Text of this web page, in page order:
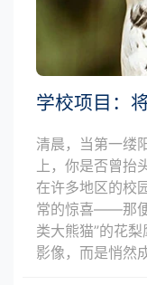
学校项目：
清晨，当第一缕
上，你是否曾抬
在许多地区的校
常的惊喜——那
类大熊猫”的花
影像，而是悄然